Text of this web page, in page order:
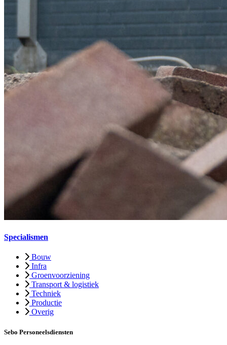
Specialismen
Bouw
Infra
Groenvoorziening
Transport & logistiek
Techniek
Productie
Overig
Sebo Personeelsdiensten